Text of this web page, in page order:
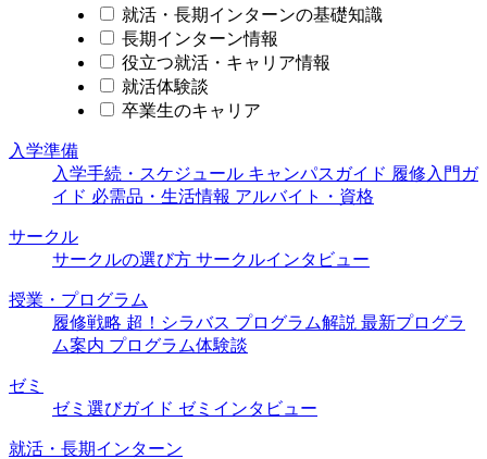
就活・長期インターンの基礎知識
長期インターン情報
役立つ就活・キャリア情報
就活体験談
卒業生のキャリア
入学準備
入学手続・スケジュール キャンパスガイド 履修入門ガ
イド 必需品・生活情報 アルバイト・資格
サークル
サークルの選び方 サークルインタビュー
授業・プログラム
履修戦略 超！シラバス プログラム解説 最新プログラ
ム案内 プログラム体験談
ゼミ
ゼミ選びガイド ゼミインタビュー
就活・長期インターン